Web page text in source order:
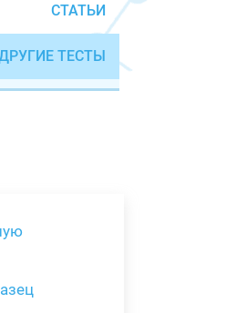
СТАТЬИ
ТЕСТЫ